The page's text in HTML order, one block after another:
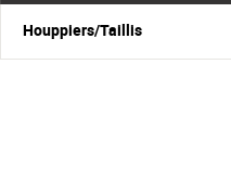
Houppiers/Taillis